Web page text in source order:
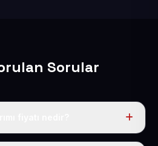
Sorular
50 USD + KDV. Bu bedele alan